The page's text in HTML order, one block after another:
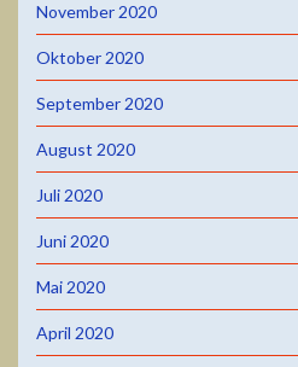
November 2020
Oktober 2020
September 2020
August 2020
Juli 2020
Juni 2020
Mai 2020
April 2020